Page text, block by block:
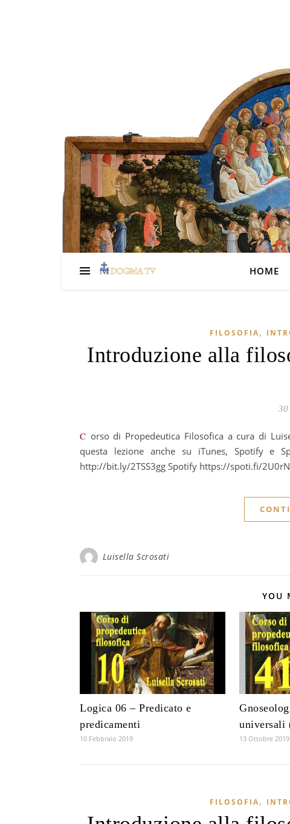
HOME
FILOSOFIA,
Introduzione alla
30
Corso di Propedeutica Filosofica a cura di Luisella Scrosati Lezione 04 Filosofia e Scienza 2 Puoi ascoltare
questa lezione anche su iTunes, Spotify e
http://bit.ly/2TSS3gg Spotify https://spoti.fi/
Luisella Scrosati
YOU
Logica 06 – Predicato e
predicamenti
10 Febbraio 2019
universali
13 Ottobre 2019
FILOSOFIA,